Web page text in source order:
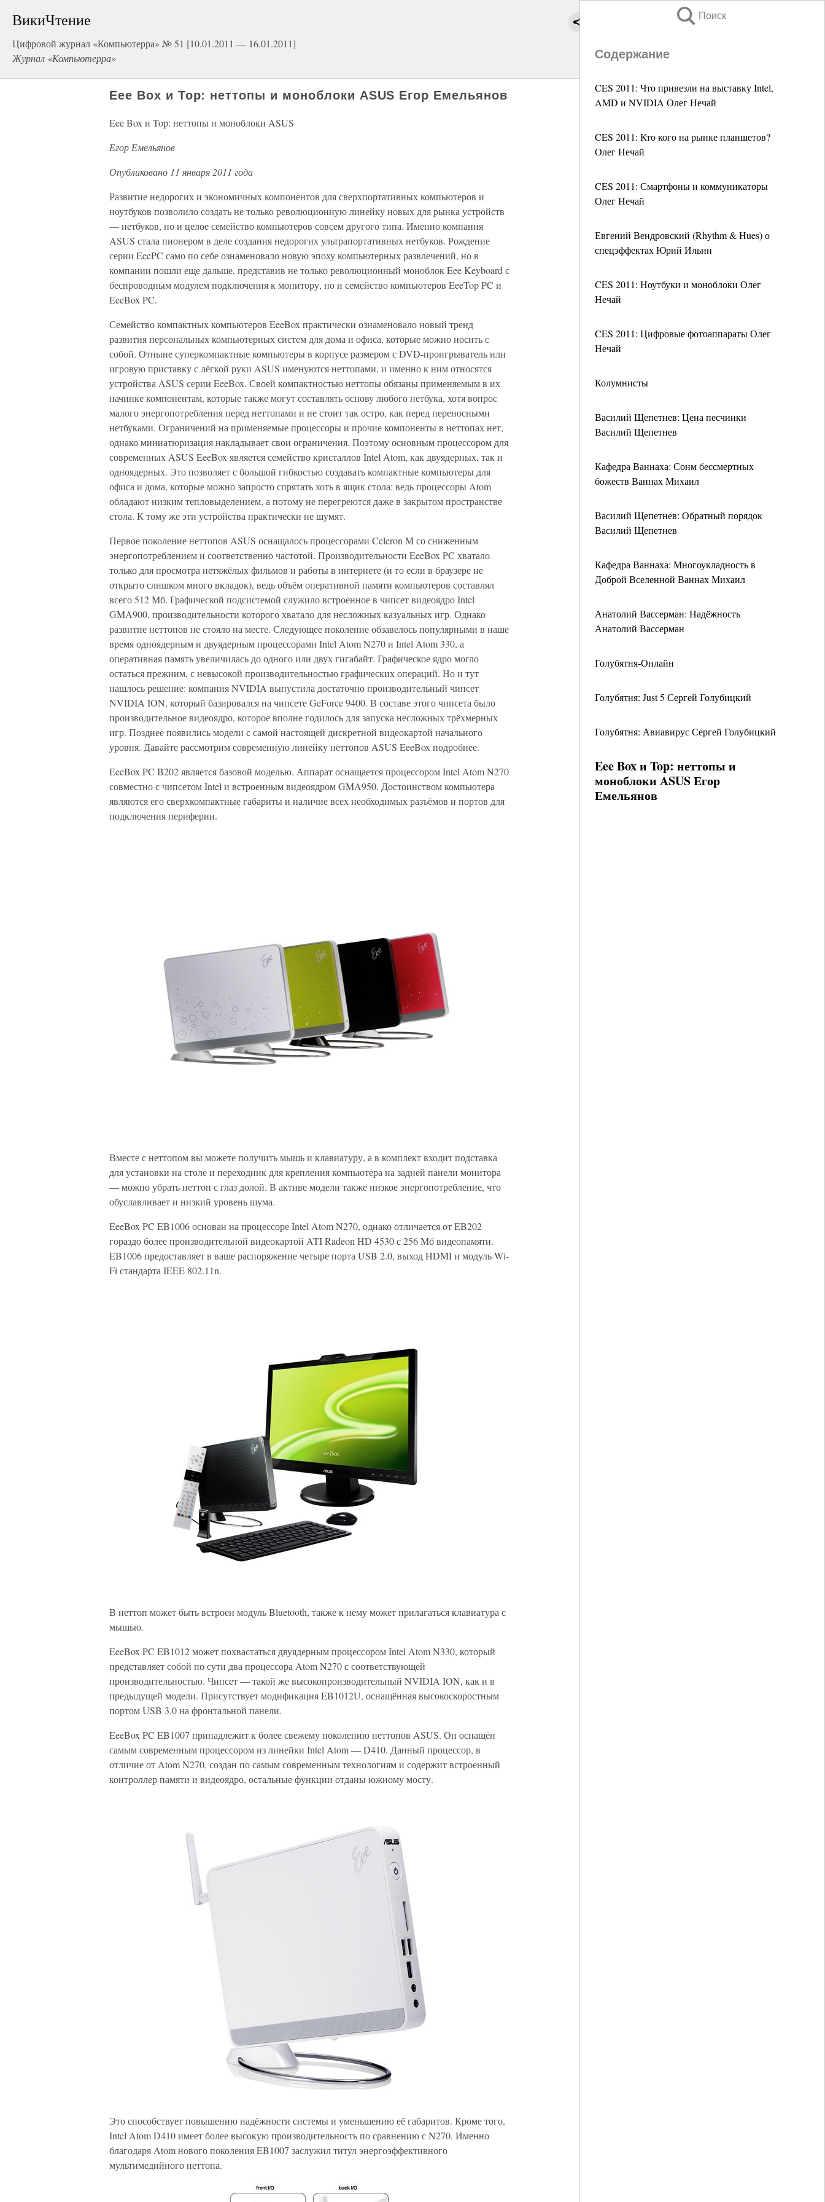
ВикиЧтение
Цифровой журнал «Компьютерра» № 51 [10.01.2011 — 16.01.2011]
Журнал «Компьютерра»
Поиск
Содержание
CES 2011: Что привезли на выставку Intel,
AMD и NVIDIA Олег Нечай
CES 2011: Кто кого на рынке планшетов?
Олег Нечай
CES 2011: Смартфоны и коммуникаторы
Олег Нечай
Евгений Вендровский (Rhythm & Hues) о
спецэффектах Юрий Ильин
CES 2011: Ноутбуки и моноблоки Олег
Нечай
CES 2011: Цифровые фотоаппараты Олег
Нечай
Колумнисты
Василий Щепетнев: Цена песчинки
Василий Щепетнев
Кафедра Ваннаха: Сонм бессмертных
божеств Ваннах Михаил
Василий Щепетнев: Обратный порядок
Василий Щепетнев
Кафедра Ваннаха: Многоукладность в
Доброй Вселенной Ваннах Михаил
Анатолий Вассерман: Надёжность
Анатолий Вассерман
Голубятня-Онлайн
Голубятня: Just 5 Сергей Голубицкий
Голубятня: Авиавирус Сергей Голубицкий
Eee Box и Top: неттопы и
моноблоки ASUS Егор
Емельянов
Eee Box и Top: неттопы и моноблоки ASUS Егор Емельянов
Eee Box и Top: неттопы и моноблоки ASUS
Егор Емельянов
Опубликовано 11 января 2011 года
Развитие недорогих и экономичных компонентов для сверхпортативных компьютеров и
ноутбуков позволило создать не только революционную линейку новых для рынка устройств
— нетбуков, но и целое семейство компьютеров совсем другого типа. Именно компания
ASUS стала пионером в деле создания недорогих ультрапортативных нетбуков. Рождение
серии EeePC само по себе ознаменовало новую эпоху компьютерных развлечений, но в
компании пошли еще дальше, представив не только революционный моноблок Eee Keyboard с
беспроводным модулем подключения к монитору, но и семейство компьютеров EeeTop PC и
EeeBox PC.
Семейство компактных компьютеров EeeBox практически ознаменовало новый тренд
развития персональных компьютерных систем для дома и офиса, которые можно носить с
собой. Отныне суперкомпактные компьютеры в корпусе размером с DVD-проигрыватель или
игровую приставку с лёгкой руки ASUS именуются неттопами, и именно к ним относятся
устройства ASUS серии EeeBox. Своей компактностью неттопы обязаны применяемым в их
начинке компонентам, которые также могут составлять основу любого нетбука, хотя вопрос
малого энергопотребления перед неттопами и не стоит так остро, как перед переносными
нетбуками. Ограничений на применяемые процессоры и прочие компоненты в неттопах нет,
однако миниатюризация накладывает свои ограничения. Поэтому основным процессором для
современных ASUS EeeBox является семейство кристаллов Intel Atom, как двуядерных, так и
одноядерных. Это позволяет с большой гибкостью создавать компактные компьютеры для
офиса и дома, которые можно запросто спрятать хоть в ящик стола: ведь процессоры Atom
обладают низким тепловыделением, а потому не перегреются даже в закрытом пространстве
стола. К тому же эти устройства практически не шумят.
Первое поколение неттопов ASUS оснащалось процессорами Celeron M со сниженным
энергопотреблением и соответственно частотой. Производительности EeeBox PC хватало
только для просмотра нетяжёлых фильмов и работы в интернете (и то если в браузере не
открыто слишком много вкладок), ведь объём оперативной памяти компьютеров составлял
всего 512 Мб. Графической подсистемой служило встроенное в чипсет видеоядро Intel
GMA900, производительности которого хватало для несложных казуальных игр. Однако
развитие неттопов не стояло на месте. Следующее поколение обзавелось популярными в наше
время одноядерным и двуядерным процессорами Intel Atom N270 и Intel Atom 330, а
оперативная память увеличилась до одного или двух гигабайт. Графическое ядро могло
остаться прежним, с невысокой производительностью графических операций. Но и тут
нашлось решение: компания NVIDIA выпустила достаточно производительный чипсет
NVIDIA ION, который базировался на чипсете GeForce 9400. В составе этого чипсета было
производительное видеоядро, которое вполне годилось для запуска несложных трёхмерных
игр. Позднее появились модели с самой настоящей дискретной видеокартой начального
уровня. Давайте рассмотрим современную линейку неттопов ASUS EeeBox подробнее.
EeeBox PC B202 является базовой моделью. Аппарат оснащается процессором Intel Atom N270
совместно с чипсетом Intel и встроенным видеоядром GMA950. Достоинством компьютера
являются его сверхкомпактные габариты и наличие всех необходимых разъёмов и портов для
подключения периферии.
Вместе с неттопом вы можете получить мышь и клавиатуру, а в комплект входит подставка
для установки на столе и переходник для крепления компьютера на задней панели монитора
— можно убрать неттоп с глаз долой. В активе модели также низкое энергопотребление, что
обуславливает и низкий уровень шума.
EeeBox PC EB1006 основан на процессоре Intel Atom N270, однако отличается от EB202
гораздо более производительной видеокартой ATI Radeon HD 4530 с 256 Мб видеопамяти.
EB1006 предоставляет в ваше распоряжение четыре порта USB 2.0, выход HDMI и модуль Wi-
Fi стандарта IEEE 802.11n.
В неттоп может быть встроен модуль Bluetooth, также к нему может прилагаться клавиатура с
мышью.
EeeBox PC EB1012 может похвастаться двуядерным процессором Intel Atom N330, который
представляет собой по сути два процессора Atom N270 с соответствующей
производительностью. Чипсет — такой же высокопроизводительный NVIDIA ION, как и в
предыдущей модели. Присутствует модификация EB1012U, оснащённая высокоскоростным
портом USB 3.0 на фронтальной панели.
EeeBox PC EB1007 принадлежит к более свежему поколению неттопов ASUS. Он оснащён
самым современным процессором из линейки Intel Atom — D410. Данный процессор, в
отличие от Atom N270, создан по самым современным технологиям и содержит встроенный
контроллер памяти и видеоядро, остальные функции отданы южному мосту.
Это способствует повышению надёжности системы и уменьшению её габаритов. Кроме того,
Intel Atom D410 имеет более высокую производительность по сравнению с N270. Именно
благодаря Atom нового поколения EB1007 заслужил титул энергоэффективного
мультимедийного неттопа.